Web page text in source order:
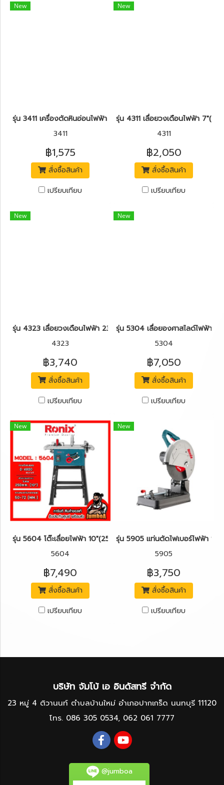
New
รุ่น 3411 เครื่องตัดหินอ่อนไฟฟ้า 4"(115mm.) 1500W. RONIX
3411
฿1,575
สั่งซื้อสินค้า
เปรียบเทียบ
New
รุ่น 4311 เลื่อยวงเดือนไฟฟ้า
4311
฿2,050
สั่งซื้อสินค้า
เปรียบเทียบ
New
รุ่น 4323 เลื่อยวงเดือนไฟฟ้า 230mm.(9") 2800W. RONIX
4323
฿3,740
สั่งซื้อสินค้า
เปรียบเทียบ
New
รุ่น 5304 เลื่อยองศาสไลด์ไฟฟ้า
5304
฿7,050
สั่งซื้อสินค้า
เปรียบเทียบ
New
รุ่น 5604 โต๊ะเลื่อยไฟฟ้า 10"(255mm.) 2000W. [งานหนัก] RONIX
5604
฿7,490
สั่งซื้อสินค้า
เปรียบเทียบ
New
รุ่น 5905 แท่นตัดไฟเบอร์ไฟฟ้า
5905
฿3,750
สั่งซื้อสินค้า
เปรียบเทียบ
บริษัท จัมโบ้ เอ อินดัสทรี จำกัด
23 หมู่ 4 ติวานนท์ ตำบลบ้านใหม่ อำเภอปากเกร็ด นนทบุรี 11120
โทร. 086 305 0534, 062 061 7777
@jumboa